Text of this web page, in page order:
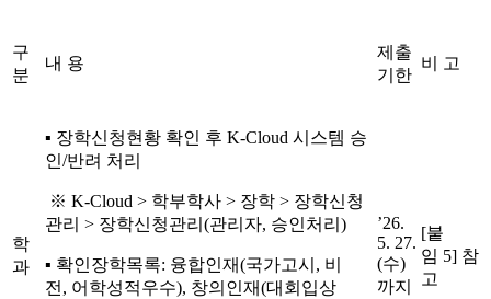
구
분
내 용
제출
기한
비 고
학
과
▪ 장학신청현황 확인 후 K-Cloud 시스템 승
인/반려 처리
※ K-Cloud > 학부학사 > 장학 > 장학신청
관리 > 장학신청관리(관리자, 승인처리)
▪ 확인장학목록: 융합인재(국가고시, 비
전, 어학성적우수), 창의인재(대회입상
’26.
5. 27.
(수)
까지
[붙
임 5] 참
고